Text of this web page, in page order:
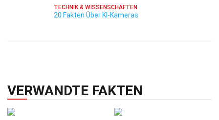
TECHNIK & WISSENSCHAFTEN
20 Fakten Über KI-Kameras
VERWANDTE FAKTEN